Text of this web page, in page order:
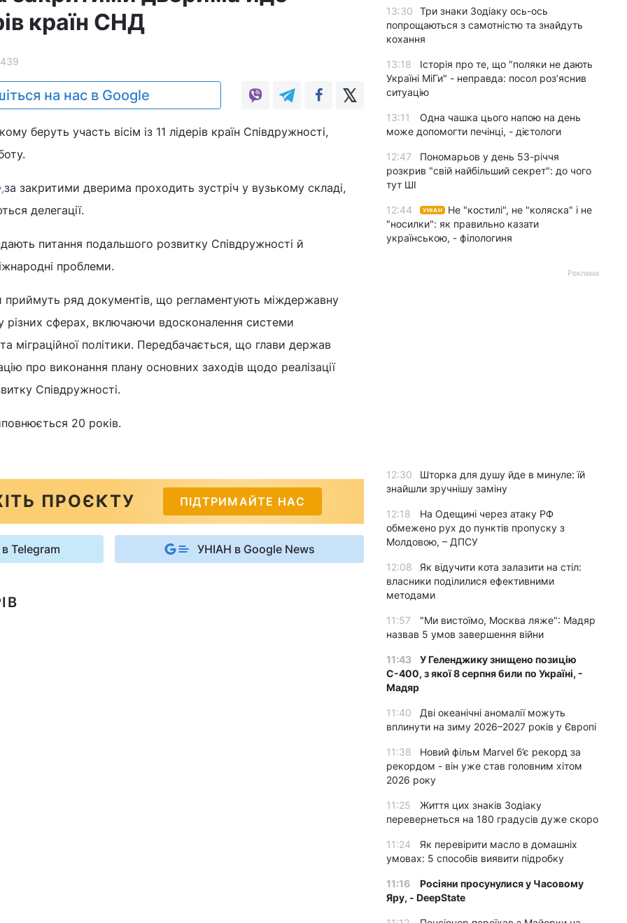
країн СНД
на нас в Google
беруть участь вісім із 11 лідерів країн Співдружності,
за закритими дверима проходить зустріч у вузькому складі,
делегації.
питання подальшого розвитку Співдружності й
проблеми.
приймуть ряд документів, що регламентують міждержавну
сферах, включаючи вдосконалення системи
міграційної політики. Передбачається, що глави держав
про виконання плану основних заходів щодо реалізації
Співдружності.
20 років.
ПРОЄКТУ ПІДТРИМАЙТЕ НАС
Telegram УНІАН в Google News
13:30
Три знаки Зодіаку ось-ось
попрощаються з самотністю та знайдуть
кохання
13:18
Історія про те, що "поляки не дають
Україні МіГи" - неправда: посол роз’яснив
ситуацію
13:11
Одна чашка цього напою на день
може допомогти печінці, - дієтологи
12:47
Пономарьов у день 53-річчя
розкрив "свій найбільший секрет": до чого
тут ШІ
12:44 УНІАН
Не "костилі", не "коляска" і не
"носилки": як правильно казати
українською, - філологиня
Реклама
12:30
Шторка для душу йде в минуле: їй
знайшли зручнішу заміну
12:18
На Одещині через атаку РФ
обмежено рух до пунктів пропуску з
Молдовою, – ДПСУ
12:08
Як відучити кота залазити на стіл:
власники поділилися ефективними
методами
11:57
"Ми вистоїмо, Москва ляже": Мадяр
назвав 5 умов завершення війни
11:43
У Геленджику знищено позицію
С-400, з якої 8 серпня били по Україні, -
Мадяр
11:40
Дві океанічні аномалії можуть
вплинути на зиму 2026–2027 років у Європі
11:38
Новий фільм Marvel б’є рекорд за
рекордом - він уже став головним хітом
2026 року
11:25
Життя цих знаків Зодіаку
перевернеться на 180 градусів дуже скоро
11:24
Як перевірити масло в домашніх
умовах: 5 способів виявити підробку
11:16
Росіяни просунулися у Часовому
Яру, - DeepState